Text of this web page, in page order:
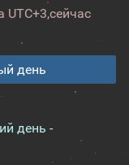
UTC+3,сейчас
день
день -